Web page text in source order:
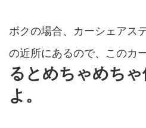
ボクの場合、カーシェアス
の近所にあるので、このカ
るとめちゃめち
よ。